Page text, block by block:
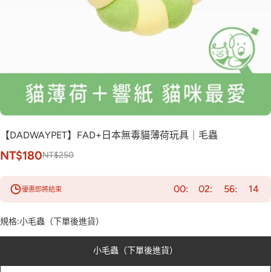
【DADWAYPET】FAD+日本無毒貓薄荷玩具｜毛蟲
NT$180NT$250
優惠即將結束 00 02 56 13
規格:小毛蟲（下單後進貨）
小毛蟲（下單後進貨）